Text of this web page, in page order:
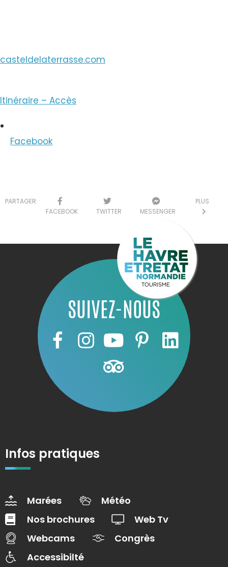
casteldelaterrasse.com
Itinéraire – Accès
Facebook
PARTAGER:
FACEBOOK
TWITTER MESSENGER
PLUS
SUIVEZ-NOUS
Infos pratiques
Marées
Météo
Nos brochures
Web Tv
Webcams
Congrès
Accessibilté